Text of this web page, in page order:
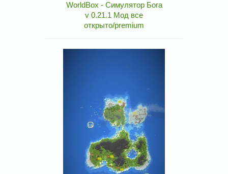
WorldBox - Симулятор Бога
v 0.21.1 Мод все
открыто/premium